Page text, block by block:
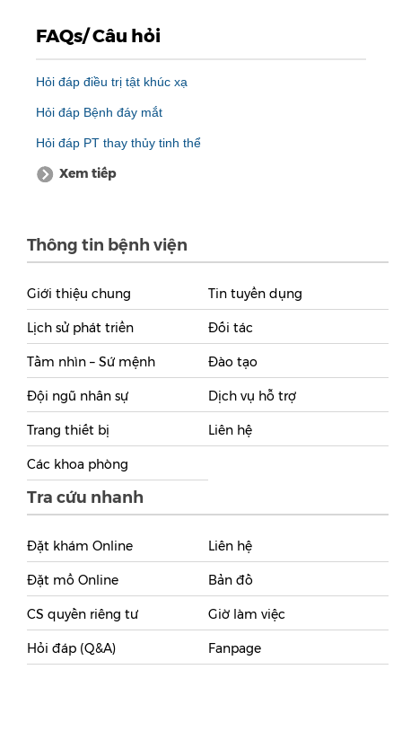
FAQs/ Câu hỏi
Hỏi đáp điều trị tật khúc xạ
Hỏi đáp Bệnh đáy mắt
Hỏi đáp PT thay thủy tinh thể
Xem tiếp
Thông tin bệnh viện
Giới thiệu chung
Lịch sử phát triển
Tầm nhìn – Sứ mệnh
Đội ngũ nhân sự
Trang thiết bị
Các khoa phòng
Tin tuyển dụng
Đối tác
Đào tạo
Dịch vụ hỗ trợ
Liên hệ
Tra cứu nhanh
Đặt khám Online
Đặt mổ Online
CS quyền riêng tư
Hỏi đáp (Q&A)
Liên hệ
Bản đồ
Giờ làm việc
Fanpage